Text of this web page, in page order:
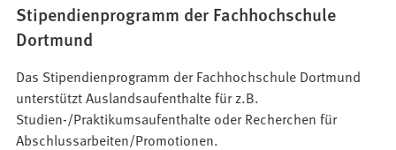
Stipendienprogramm der Fachhochschule
Dortmund
Das Stipendienprogramm der Fachhochschule Dortmund
unterstützt Auslandsaufenthalte für z.B.
Studien-/Praktikumsaufenthalte oder Recherchen für
Abschlussarbeiten/Promotionen.